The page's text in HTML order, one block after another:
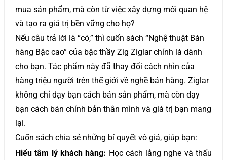
mua sản phẩm, mà còn từ việc xây dựng mối quan hệ
và tạo ra giá trị bền vững cho họ?
Nếu câu trả lời là “có,” thì cuốn sách “Nghệ thuật Bán
hàng Bậc cao” của bậc thầy Zig Ziglar chính là dành
cho bạn. Tác phẩm này đã thay đổi cách nhìn của
hàng triệu người trên thế giới về nghề bán hàng. Ziglar
không chỉ dạy bạn cách bán sản phẩm, mà còn dạy
bạn cách bán chính bản thân mình và giá trị bạn mang
lại.
Cuốn sách chia sẻ những bí quyết vô giá, giúp bạn:
Hiểu tâm lý khách hàng: Học cách lắng nghe và thấu